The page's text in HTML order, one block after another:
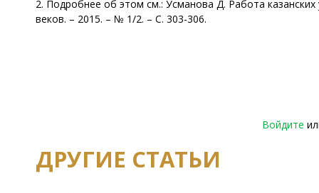
2. Подробнее об этом см.: Усманова Д. Работа
веков. – 2015. – № 1/2. – С. 303-306.
Войдите
ДРУГИЕ СТАТЬИ